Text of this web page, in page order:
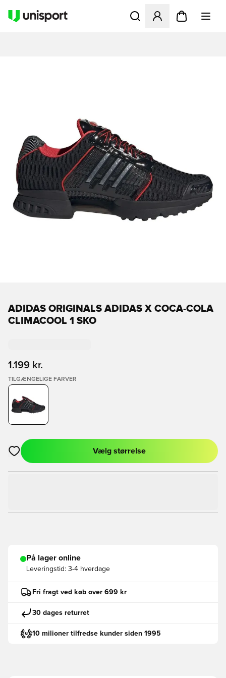
Åbner en Modal til at
ADIDAS ORIGINALS ADIDAS X COCA-COLA
CLIMACOOL 1 SKO
1.199 kr.
TILGÆNGELIGE FARVER
Åbner en Modal til at logge ind eller tilmelde dig som medlem
Vælg størrelse
På lager online
Leveringstid: 3-4 hverdage
Fri fragt ved køb over 699 kr
30 dages returret
10 milioner tilfredse kunder siden 1995